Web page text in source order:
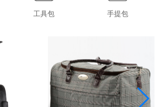
工具包 手提包